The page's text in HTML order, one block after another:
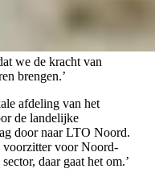
we de kracht van
brengen.’
afdeling van het
de landelijke
door naar LTO Noord.
voorzitter voor Noord-
daar gaat het om.’